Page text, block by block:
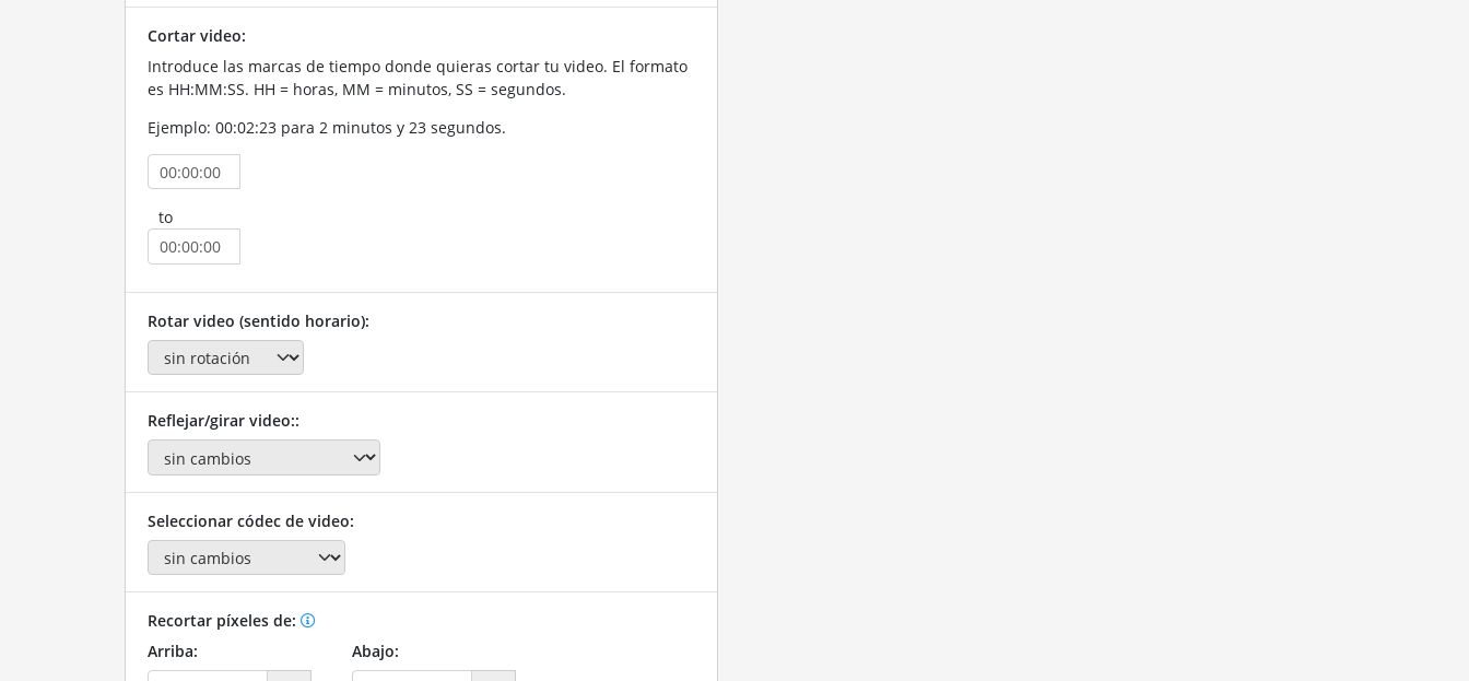
Cortar video:
Introduce las marcas de tiempo donde quieras cortar tu video. El formato
es HH:MM:SS. HH = horas, MM = minutos, SS = segundos.
Ejemplo: 00:02:23 para 2 minutos y 23 segundos.
to
Rotar video (sentido horario):
Reflejar/girar video::
Seleccionar códec de video:
Recortar píxeles de:
Arriba:
Abajo: